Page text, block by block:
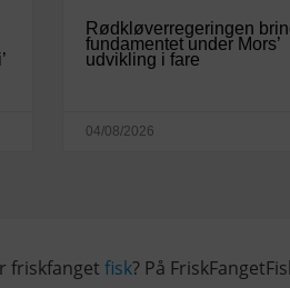
Rødkløverregeringen
fundamentet under Mors’
udvikling i fare
04/08/2026
friskfanget fisk? På